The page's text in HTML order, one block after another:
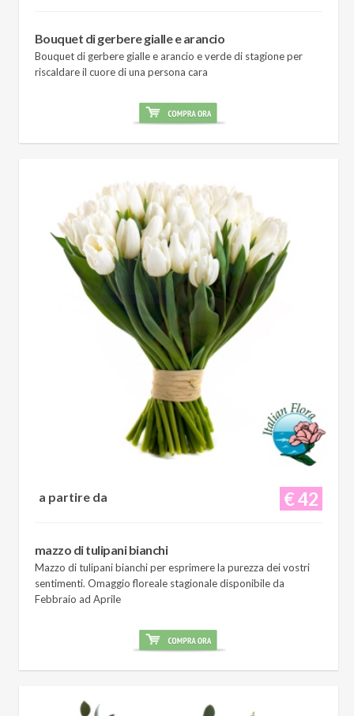
Bouquet di gerbere gialle e arancio
Bouquet di gerbere gialle e arancio e verde di stagione per
riscaldare il cuore di una persona cara
€ 42
a partire da
mazzo di tulipani bianchi
Mazzo di tulipani bianchi per esprimere la purezza dei vostri
sentimenti. Omaggio floreale stagionale disponibile da
Febbraio ad Aprile